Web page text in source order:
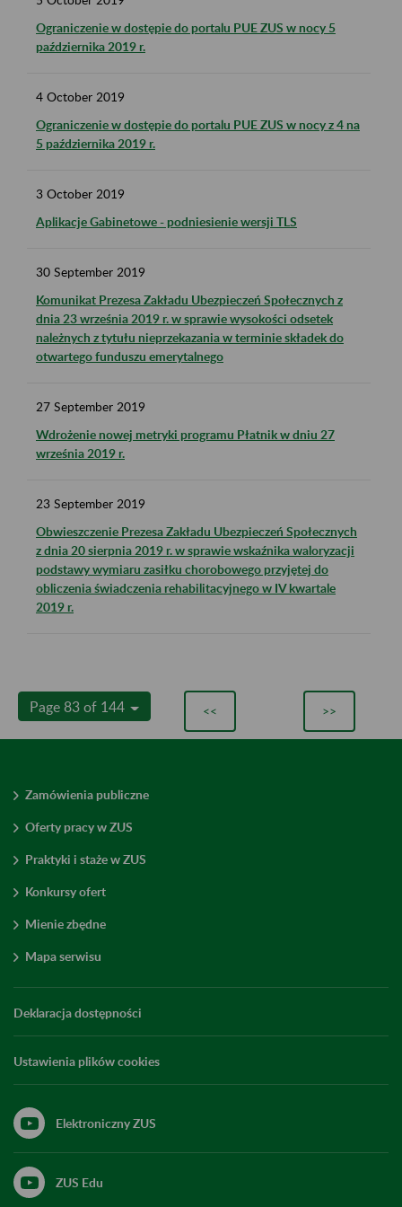
Ograniczenie w dostępie do portalu PUE ZUS w nocy 5
października 2019 r.
4 October 2019
Ograniczenie w dostępie do portalu PUE ZUS w nocy z 4 na
5 października 2019 r.
3 October 2019
Aplikacje Gabinetowe - podniesienie wersji TLS
30 September 2019
Komunikat Prezesa Zakładu Ubezpieczeń Społecznych z
dnia 23 września 2019 r. w sprawie wysokości odsetek
należnych z tytułu nieprzekazania w terminie składek do
otwartego funduszu emerytalnego
27 September 2019
Wdrożenie nowej metryki programu Płatnik w dniu 27
września 2019 r.
23 September 2019
Obwieszczenie Prezesa Zakładu Ubezpieczeń Społecznych
z dnia 20 sierpnia 2019 r. w sprawie wskaźnika waloryzacji
podstawy wymiaru zasiłku chorobowego przyjętej do
obliczenia świadczenia rehabilitacyjnego w IV kwartale
2019 r.
Page 83 of 144 << >>
Zamówienia publiczne
Oferty pracy w ZUS
Praktyki i staże w ZUS
Konkursy ofert
Mienie zbędne
Mapa serwisu
Deklaracja dostępności
Ustawienia plików cookies
Elektroniczny ZUS
ZUS Edu